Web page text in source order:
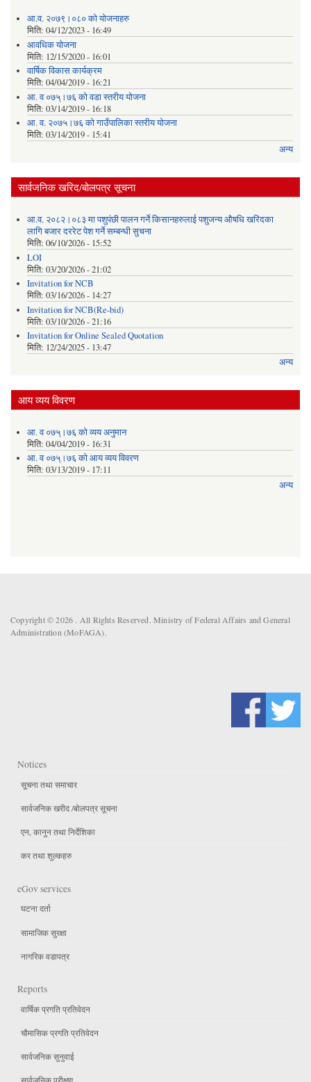
आ.व. २०७९।०८० को योजनाहरु
मिति: 04/12/2023 - 16:49
आवधिक योजना
मिति: 12/15/2020 - 16:01
वार्षिक विकास कार्यक्रम
मिति: 04/04/2019 - 16:21
आ. व ०७५्।७६ को वडा स्तरीय योजना
मिति: 03/14/2019 - 16:18
आ. व. २०७५।७६ को गाउँपालिका स्तरीय योजना
मिति: 03/14/2019 - 15:41
अन्य
सार्वजनिक खरिद/बोलपत्र सूचना
आ.व. २०८२।०८३ मा पशुपंछी पालन गर्ने किसानहरुलाई पशुजन्य औषधि खरिदका
लागि बजार दररेट पेश गर्ने सम्बन्धी सुचना
मिति: 06/10/2026 - 15:52
LOI
मिति: 03/20/2026 - 21:02
Invitation for NCB
मिति: 03/16/2026 - 14:27
Invitation for NCB(Re-bid)
मिति: 03/10/2026 - 21:16
Invitation for Online Sealed Quotation
मिति: 12/24/2025 - 13:47
अन्य
आय व्यय विवरण
आ. व ०७५्।७६ को व्यय अनुमान
मिति: 04/04/2019 - 16:31
आ. व ०७५्।७६ को आय व्यय विवरण
मिति: 03/13/2019 - 17:11
अन्य
Copyright © 2026 . All Rights Reserved. Ministry of Federal Affairs and General
Administration (MoFAGA).
Notices
सूचना तथा समाचार
सार्वजनिक खरीद /बोलपत्र सूचना
एन, कानुन तथा निर्देशिका
कर तथा शुल्कहरु
eGov services
घटना दर्ता
सामाजिक सुरक्षा
नागरिक वडापत्र
Reports
वार्षिक प्रगति प्रतिवेदन
चौमासिक प्रगति प्रतिवेदन
सार्वजनिक सुनुवाई